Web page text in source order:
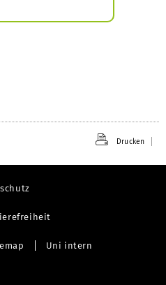
Drucken
Uni intern